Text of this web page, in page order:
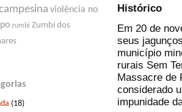
violência no
zumbi Zumbi dos
(18)
Histórico
Em 20 de
seus
município
rurais Sem
Massacre de
considerado
impunidade